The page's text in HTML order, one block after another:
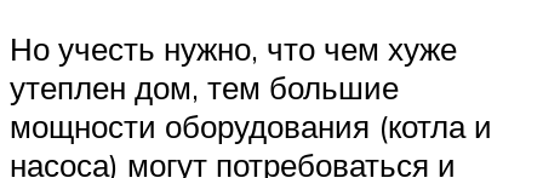
Но учесть нужно, что чем хуже
утеплен дом, тем большие
мощности оборудования (котла и
насоса) могут потребоваться и